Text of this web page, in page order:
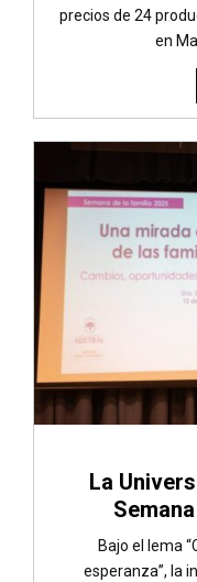
precios de 24
en
La
Bajo el lema
esperanza”, la